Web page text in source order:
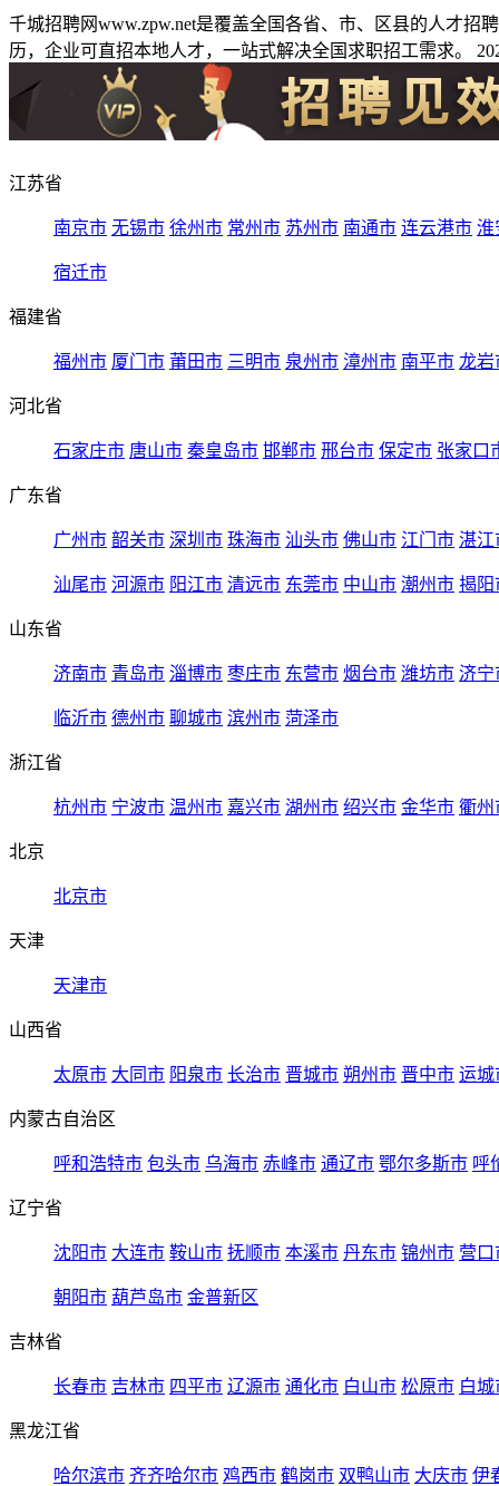
千城招聘网www.zpw.net是覆盖全国各省、市、区县的人才
历，企业可直招本地人才，一站式解决全国求职招工需求。
江苏省
南京市 无锡市 徐州市 常州市 苏州市 南通市 连云港市 淮
宿迁市
福建省
福州市 厦门市 莆田市 三明市 泉州市 漳州市 南平市 龙岩
河北省
石家庄市 唐山市 秦皇岛市 邯郸市 邢台市 保定市 张家口
广东省
广州市 韶关市 深圳市 珠海市 汕头市 佛山市 江门市 湛江
汕尾市 河源市 阳江市 清远市 东莞市 中山市 潮州市 揭阳
山东省
济南市 青岛市 淄博市 枣庄市 东营市 烟台市 潍坊市 济宁
临沂市 德州市 聊城市 滨州市 菏泽市
浙江省
杭州市 宁波市 温州市 嘉兴市 湖州市 绍兴市 金华市 衢州
北京
北京市
天津
天津市
山西省
太原市 大同市 阳泉市 长治市 晋城市 朔州市 晋中市 运城
内蒙古自治区
呼和浩特市 包头市 乌海市 赤峰市 通辽市 鄂尔多斯市 呼
辽宁省
沈阳市 大连市 鞍山市 抚顺市 本溪市 丹东市 锦州市 营口
朝阳市 葫芦岛市 金普新区
吉林省
长春市 吉林市 四平市 辽源市 通化市 白山市 松原市 白城
黑龙江省
哈尔滨市 齐齐哈尔市 鸡西市 鹤岗市 双鸭山市 大庆市 伊